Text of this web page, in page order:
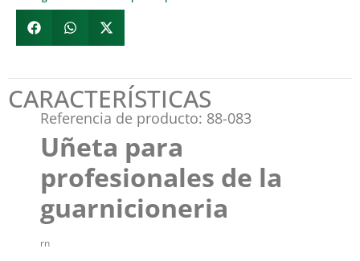
CARACTERÍSTICAS
Referencia de producto: 88-083
Uñeta para
profesionales de la
guarnicioneria
rn